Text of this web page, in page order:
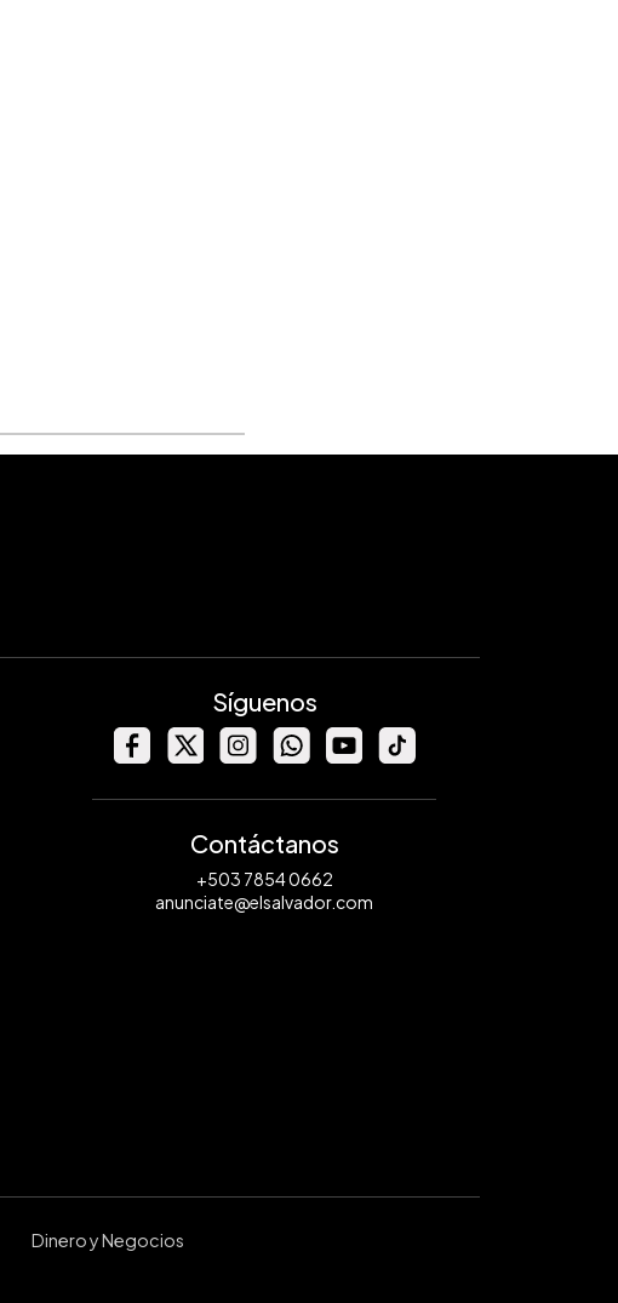
Síguenos
Contáctanos
+503 7854 0662
anunciate@elsalvador.com
Dinero y Negocios